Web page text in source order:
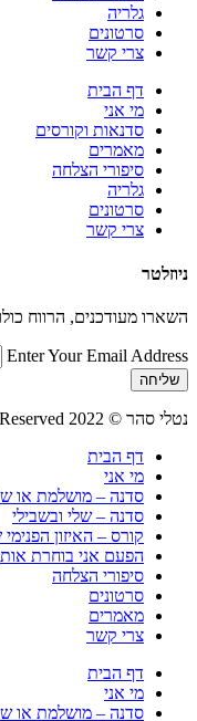
גלריה
סרטונים
צרי קשר
דף הבית
מי אני
סדנאות וקורסים
מאמרים
סיפורי הצלחה
גלריה
סרטונים
צרי קשר
ניוזלטר
השארו מעודכנים, הרווח
Enter Your Email Address
שליחה
נטלי סהר © All Rights Reserved 2022
דף הבית
מי אני
סדנה – מושלמת או
סדנה – שלי ובשבילי
קורס – האיזון הפנימי
הפעם אני בוחרת
סיפורי הצלחה
סרטונים
מאמרים
צרי קשר
דף הבית
מי אני
סדנה – מושלמת או